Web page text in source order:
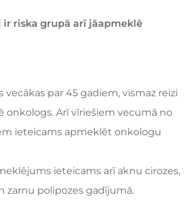
ir riska grupā arī jāapmeklē
vecākas par 45 gadiem, vismaz reizi
onkologs. Arī vīriešiem vecumā no
ieteicams apmeklēt onkologu
ieteicams arī aknu cirozes,
zarnu polipozes gadījumā.